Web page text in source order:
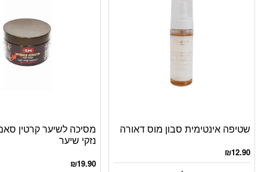
שטיפה אינטימית סבון מוס דאורה
₪12.90
מסיכה לשיער קרטין
נזקי שיער
₪19.90